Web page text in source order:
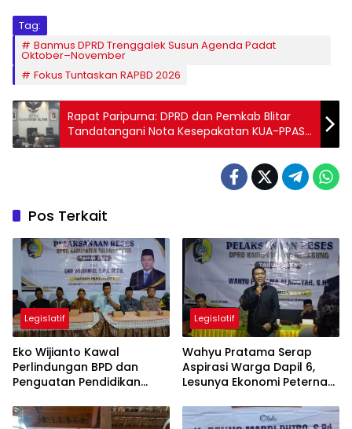
Tag:
Banmus DPRD Trenggalek Susun Agenda Padat
Oktober–November
Fokus Tuntaskan RAPBD 2026
Rapat Paripurna: DPRD dan Pemkab Blitar
Tandatangani Nota Kesepakatan KUA-PPAS
2026
Pos Terkait
Legislatif
Eko Wijianto Kawal
Perlindungan BPD dan
Penguatan Pendidikan
Legislatif
Wahyu Pratama Serap
Aspirasi Warga Dapil 6,
Lesunya Ekonomi Peternak